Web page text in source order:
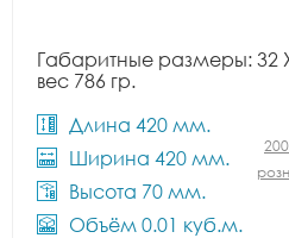
Габаритные размеры: 32
вес 786 гр.
Длина 420 мм.
Ширина 420 мм.
Высота 70 мм.
Объём 0.01 куб.м.